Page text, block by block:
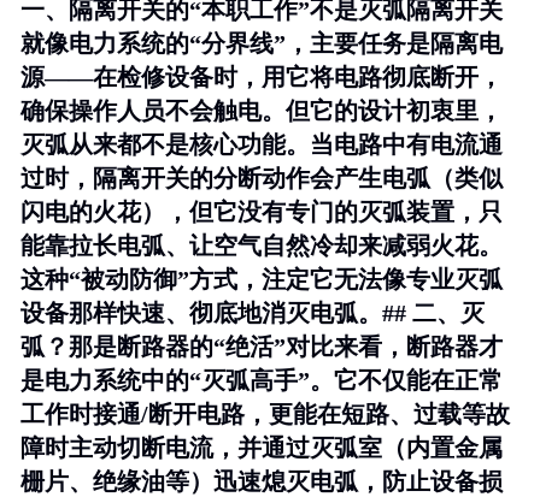
一、隔离开关的“本职工作”不是灭弧隔离开关
就像电力系统的“分界线”，主要任务是隔离电
源——在检修设备时，用它将电路彻底断开，
确保操作人员不会触电。但它的设计初衷里，
灭弧从来都不是核心功能。当电路中有电流通
过时，隔离开关的分断动作会产生电弧（类似
闪电的火花），但它没有专门的灭弧装置，只
能靠拉长电弧、让空气自然冷却来减弱火花。
这种“被动防御”方式，注定它无法像专业灭弧
设备那样快速、彻底地消灭电弧。## 二、灭
弧？那是断路器的“绝活”对比来看，断路器才
是电力系统中的“灭弧高手”。它不仅能在正常
工作时接通/断开电路，更能在短路、过载等故
障时主动切断电流，并通过灭弧室（内置金属
栅片、绝缘油等）迅速熄灭电弧，防止设备损